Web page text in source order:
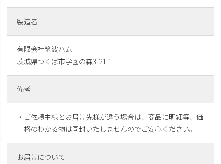
製造者
有限会社筑波ハム
茨城県つくば市学園の森3-21-1
備考
・ご依頼主様とお届け先様が違う場合は、商品に明細等、価
格のわかる物は同封いたしませんのでご安心ください。
お届けについて